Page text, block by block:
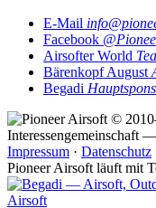
E-Mail
Facebook
Airsofter World
Bärenkopf August
Begadi
©
Interessengemeinschaft
Impressum · Datenschutz
Pioneer Airsoft läuft mit